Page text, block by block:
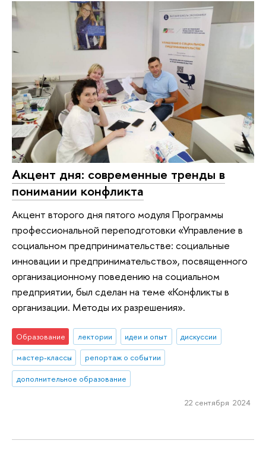
Акцент дня: современные тренды в
понимании конфликта
Акцент второго дня пятого модуля Программы
профессиональной переподготовки «Управление в
социальном предпринимательстве: социальные
инновации и предпринимательство», посвященного
организационному поведению на социальном
предприятии, был сделан на теме «Конфликты в
организации. Методы их разрешения».
Образование лектории идеи и опыт
дискуссии
мастер-классы
репортаж о событии
дополнительное образование
22 сентября 2024